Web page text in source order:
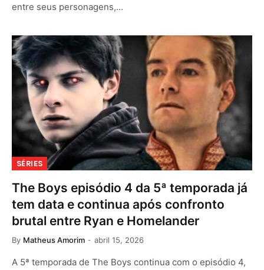
entre seus personagens,…
SÉRIES
The Boys episódio 4 da 5ª temporada já
tem data e continua após confronto
brutal entre Ryan e Homelander
By Matheus Amorim abril 15, 2026
A 5ª temporada de The Boys continua com o episódio 4,